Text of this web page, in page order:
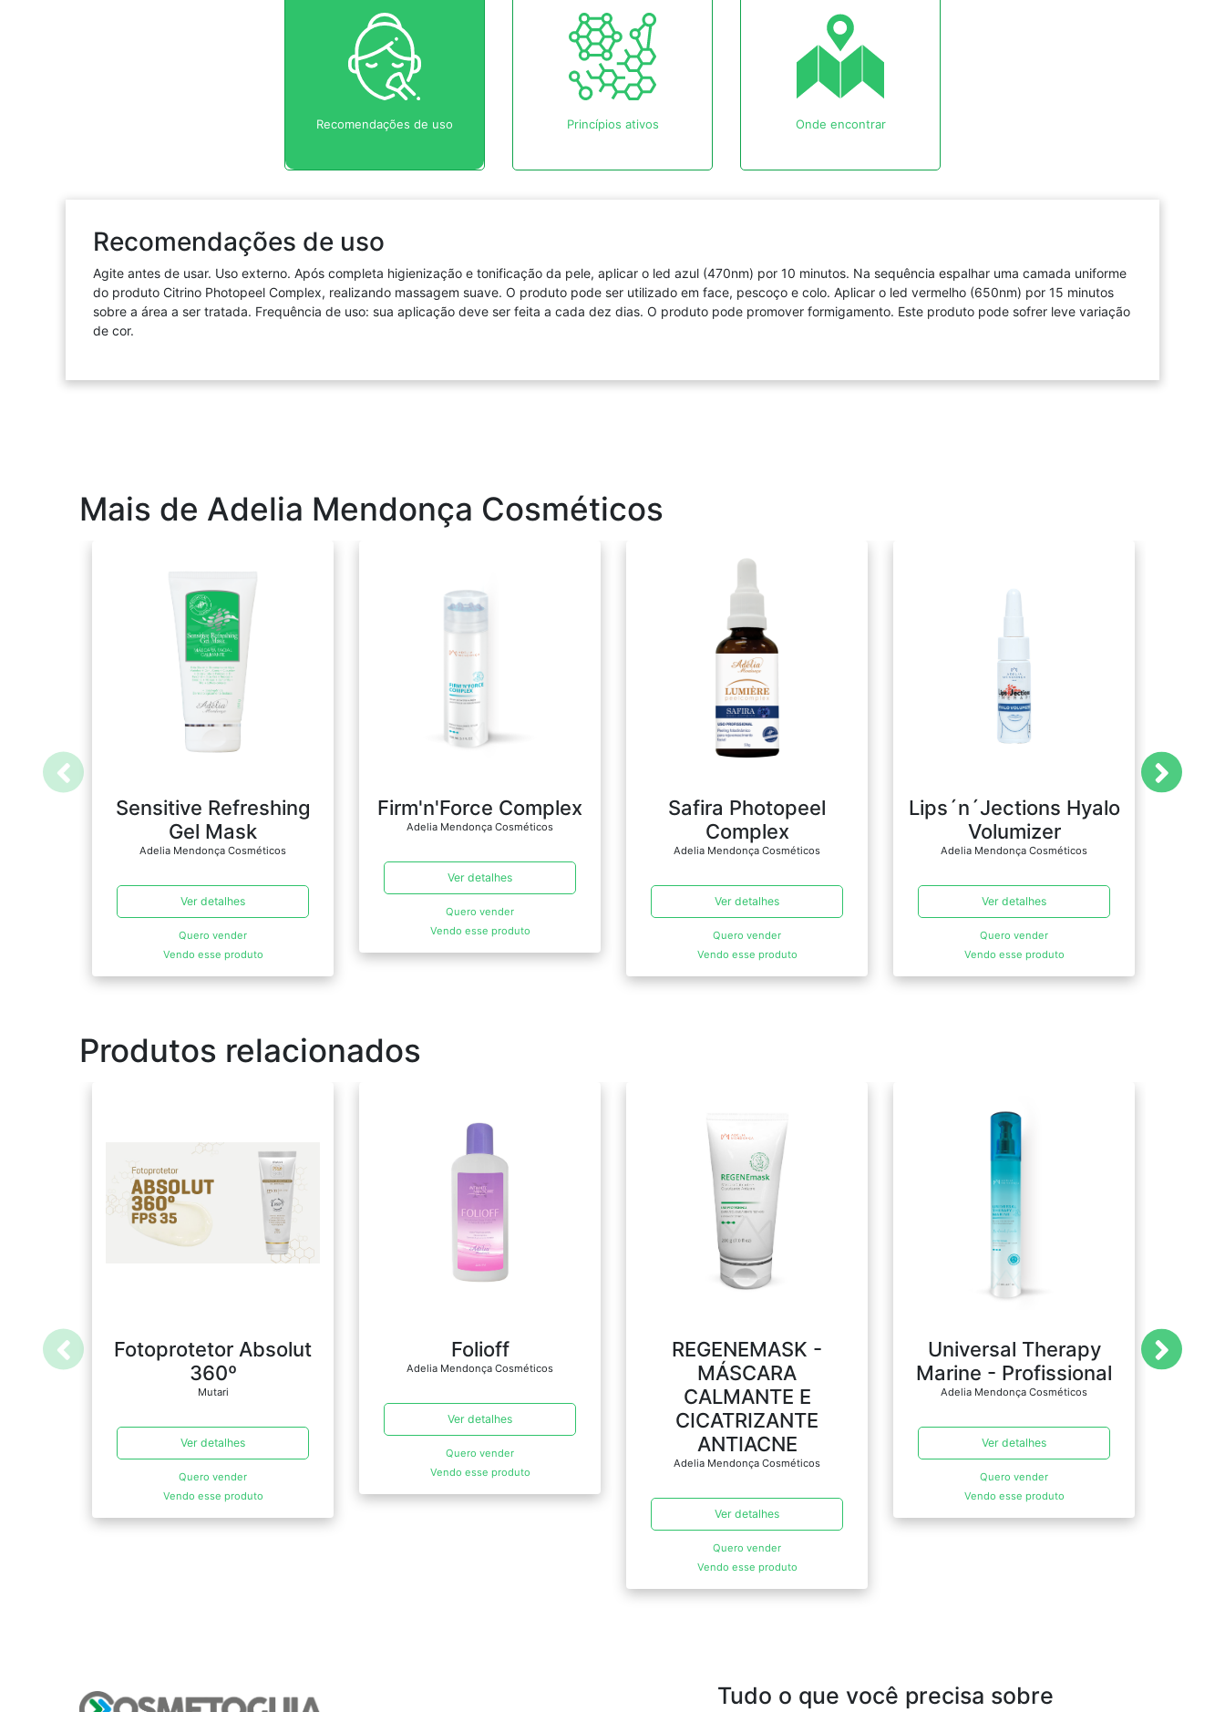
Recomendações de uso Princípios ativos Onde encontrar
Recomendações de uso
Agite antes de usar. Uso externo. Após completa higienização e tonificação da pele, aplicar o led azul (470nm) por 10 minutos. Na sequência espalhar uma camada uniforme
do produto Citrino Photopeel Complex, realizando massagem suave. O produto pode ser utilizado em face, pescoço e colo. Aplicar o led vermelho (650nm) por 15 minutos
sobre a área a ser tratada. Frequência de uso: sua aplicação deve ser feita a cada dez dias. O produto pode promover formigamento. Este produto pode sofrer leve variação
de cor.
Mais de Adelia Mendonça Cosméticos
Sensitive Refreshing
Gel Mask
Adelia Mendonça Cosméticos
Ver detalhes
Quero vender
Vendo esse produto
Firm'n'Force Complex
Adelia Mendonça Cosméticos
Ver detalhes
Quero vender
Vendo esse produto
Safira Photopeel
Complex
Adelia Mendonça Cosméticos
Ver detalhes
Quero vender
Vendo esse produto
Lips´n´Jections Hyalo
Volumizer
Adelia Mendonça Cosméticos
Ver detalhes
Quero vender
Vendo esse produto
Produtos relacionados
Fotoprotetor Absolut
360º
Mutari
Ver detalhes
Quero vender
Vendo esse produto
Folioff
Adelia Mendonça Cosméticos
Ver detalhes
Quero vender
Vendo esse produto
REGENEMASK -
MÁSCARA
CALMANTE E
CICATRIZANTE
ANTIACNE
Adelia Mendonça Cosméticos
Ver detalhes
Quero vender
Vendo esse produto
Universal Therapy
Marine - Profissional
Adelia Mendonça Cosméticos
Ver detalhes
Quero vender
Vendo esse produto
Tudo o que você precisa sobre